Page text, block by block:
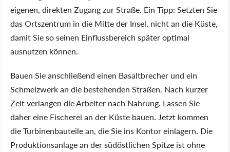
eigenen, direkten Zugang zur Straße. Ein Tipp: Setzten Sie
das Ortszentrum in die Mitte der Insel, nicht an die Küste,
damit Sie so seinen Einflussbereich später optimal
ausnutzen können.
Bauen Sie anschließend einen Basaltbrecher und ein
Schmelzwerk an die bestehenden Straßen. Nach kurzer
Zeit verlangen die Arbeiter nach Nahrung. Lassen Sie
daher eine Fischerei an der Küste bauen. Jetzt kommen
die Turbinenbauteile an, die Sie ins Kontor einlagern. Die
Produktionsanlage an der südöstlichen Spitze ist ohne